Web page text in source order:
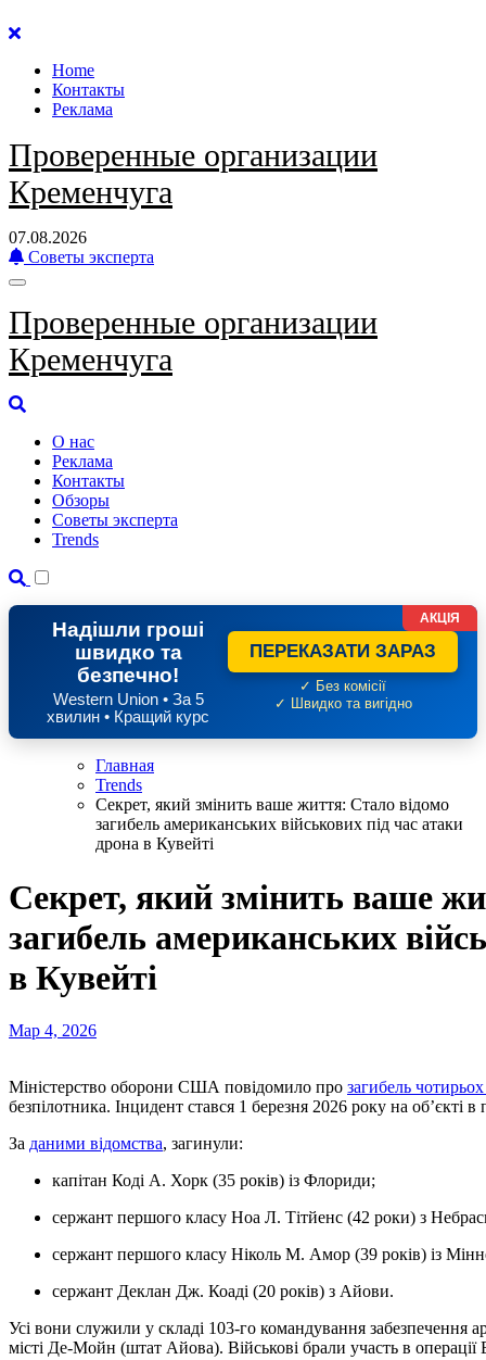
Перейти
содержанию
Home
Контакты
Реклама
Проверенные организации
Кременчуга
07.08.2026
Советы эксперта
Проверенные организации
Кременчуга
О нас
Реклама
Контакты
Обзоры
Советы эксперта
Trends
Надішли гроші
швидко та
безпечно!
Western Union • За 5
хвилин • Кращий курс
ПЕРЕКАЗАТИ ЗАРАЗ
✓ Без комісії
✓ Швидко та вигідно
АКЦІЯ
Главная
Trends
Секрет, який змінить ваше життя: Стало відомо
загибель американських військових під час атаки
дрона в Кувейті
Секрет, який змінить ваше
загибель американських
в Кувейті
Мар 4, 2026
Міністерство оборони США повідомило про загибель
безпілотника. Інцидент стався 1 березня 2026 року на об’єкті
За даними відомства, загинули:
капітан Коді А. Хорк (35 років) із Флориди;
сержант першого класу Ноа Л. Тітйенс (42 роки) з
сержант першого класу Ніколь М. Амор (39 років) із
сержант Деклан Дж. Коаді (20 років) з Айови.
Усі вони служили у складі 103-го командування
місті Де-Мойн (штат Айова). Військові брали участь в операції